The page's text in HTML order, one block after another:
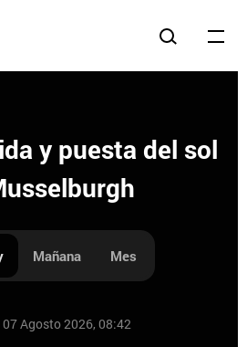
y puesta del sol
Mañana Mes
07 Agosto 2026, 08:42